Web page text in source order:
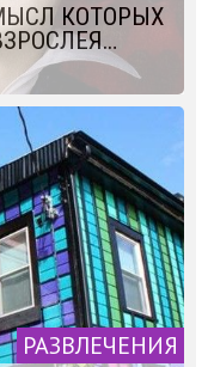
КОТОРЫХ
РАЗВЛЕЧЕНИЯ